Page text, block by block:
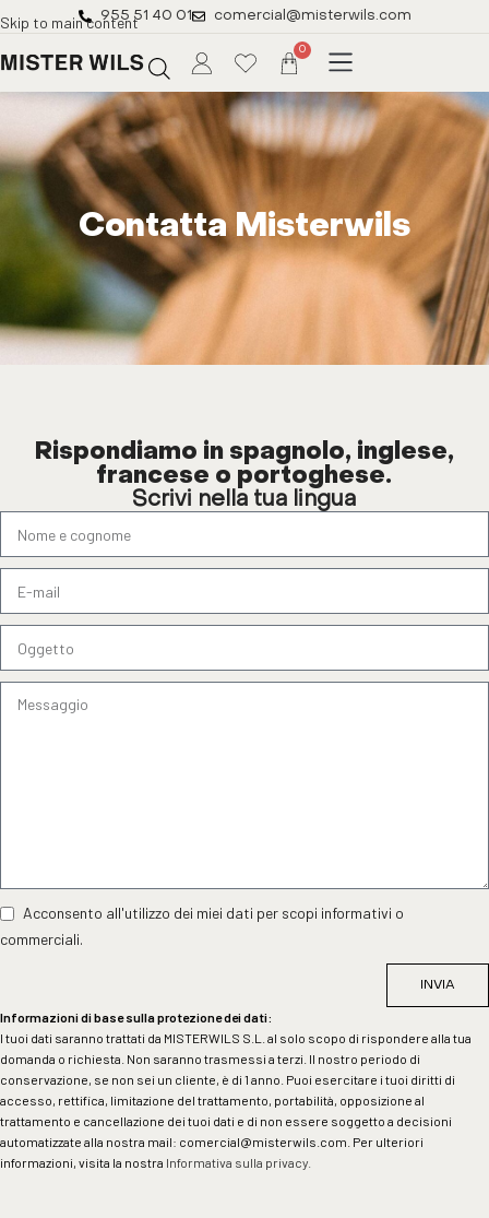
Skip to main content955 51 40 01 comercial@misterwils.com
0
Contatta Misterwils
Rispondiamo in spagnolo, inglese,
francese o portoghese.
Scrivi nella tua lingua
Acconsento all'utilizzo dei miei dati per scopi informativi o
commerciali.
INVIA
Informazioni di base sulla protezione dei dati:
I tuoi dati saranno trattati da MISTERWILS S.L. al solo scopo di rispondere alla tua
domanda o richiesta. Non saranno trasmessi a terzi. Il nostro periodo di
conservazione, se non sei un cliente, è di 1 anno. Puoi esercitare i tuoi diritti di
accesso, rettifica, limitazione del trattamento, portabilità, opposizione al
trattamento e cancellazione dei tuoi dati e di non essere soggetto a decisioni
automatizzate alla nostra mail: comercial@misterwils.com . Per ulteriori
informazioni, visita la nostra Informativa sulla privacy.